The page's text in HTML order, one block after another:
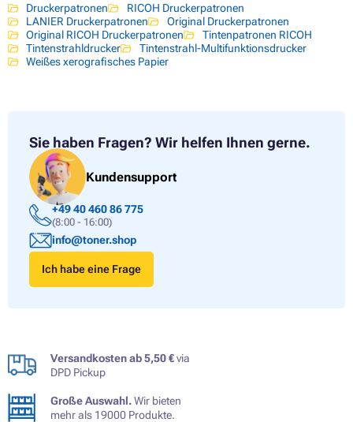
Druckerpatronen
RICOH Druckerpatronen
LANIER Druckerpatronen
Original Druckerpatronen
Original RICOH Druckerpatronen
Tintenpatronen RICOH
Tintenstrahldrucker
Tintenstrahl-Multifunktionsdrucker
Weißes xerografisches Papier
Sie haben Fragen? Wir helfen Ihnen gerne.
Kundensupport
+49 40 460 86 775
(8:00 - 16:00)
info@toner.shop
Ich habe eine Frage
Versandkosten ab 5,50 €via
DPD Pickup
Große Auswahl.Wir bieten
mehr als 19000 Produkte.